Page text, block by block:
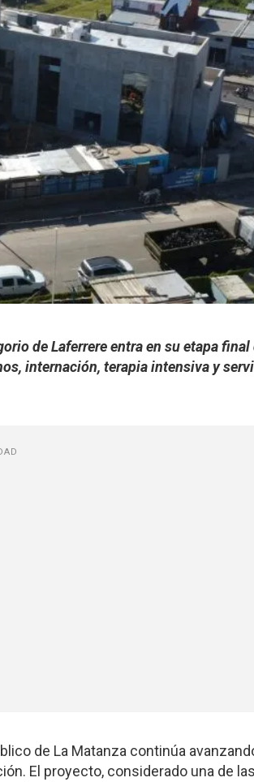
de Laferrere entra en su etapa final
internación, terapia intensiva y
de La Matanza continúa
El proyecto, considerado una de